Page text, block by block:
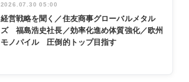
2026.07.30 05:00
経営戦略を聞く／住友商事グローバルメタル
ズ 福島浩史社長／効率化進め体質強化／欧州
モノパイル 圧倒的トップ目指す